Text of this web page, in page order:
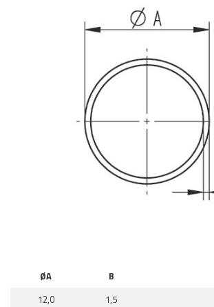
Suport mana curenta balustrada inox
Suporturi traverse/garzi
ØA B
12,0
1,5